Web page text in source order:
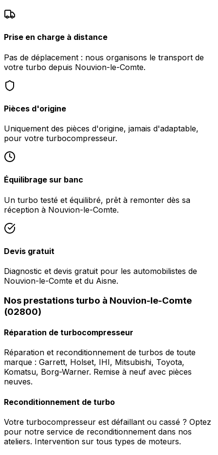
Prise en charge à distance
Pas de déplacement : nous organisons le transport de
votre turbo depuis Nouvion-le-Comte.
Pièces d'origine
Uniquement des pièces d'origine, jamais d'adaptable,
pour votre turbocompresseur.
Équilibrage sur banc
Un turbo testé et équilibré, prêt à remonter dès sa
réception à Nouvion-le-Comte.
Devis gratuit
Diagnostic et devis gratuit pour les automobilistes de
Nouvion-le-Comte et du Aisne.
Nos prestations turbo à Nouvion-le-Comte
(02800)
Réparation de turbocompresseur
Réparation et reconditionnement de turbos de toute
marque : Garrett, Holset, IHI, Mitsubishi, Toyota,
Komatsu, Borg-Warner. Remise à neuf avec pièces
neuves.
Reconditionnement de turbo
Votre turbocompresseur est défaillant ou cassé ? Optez
pour notre service de reconditionnement dans nos
ateliers. Intervention sur tous types de moteurs.